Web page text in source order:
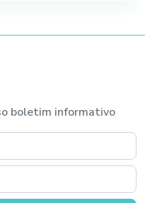
boletim informativo